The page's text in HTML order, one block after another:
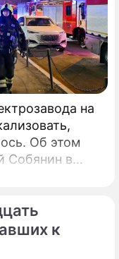
на
Об этом
Собянин в
словам, в
ликвидации
к